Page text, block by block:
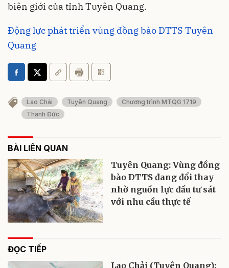
biên giới của tỉnh Tuyên Quang.
Động lực phát triển vùng đồng bào DTTS Tuyên
Quang
Lao Chải Tuyên Quang
Chương trình MTQG 1719
Thanh Đức
BÀI LIÊN QUAN
Tuyên Quang: Vùng đồng
bào DTTS đang đổi thay
nhờ nguồn lực đầu tư sát
với nhu cầu thực tế
ĐỌC TIẾP
Lao Chải (Tuyên Quang):